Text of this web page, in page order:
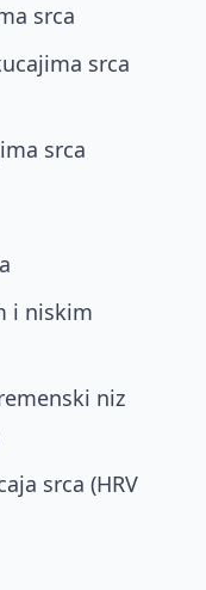
srca
srca
srca
i niskim
niz
srca (HRV